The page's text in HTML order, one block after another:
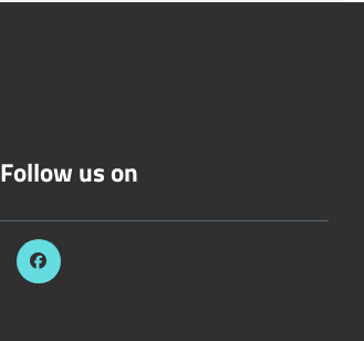
Follow us on